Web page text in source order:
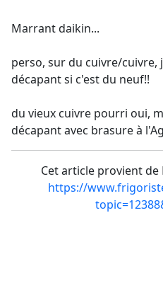
Marrant daikin...
perso, sur du cuivre/cuivre,
décapant si c'est du neuf!!
du vieux cuivre pourri oui,
décapant avec brasure à
Cet article provient
https://